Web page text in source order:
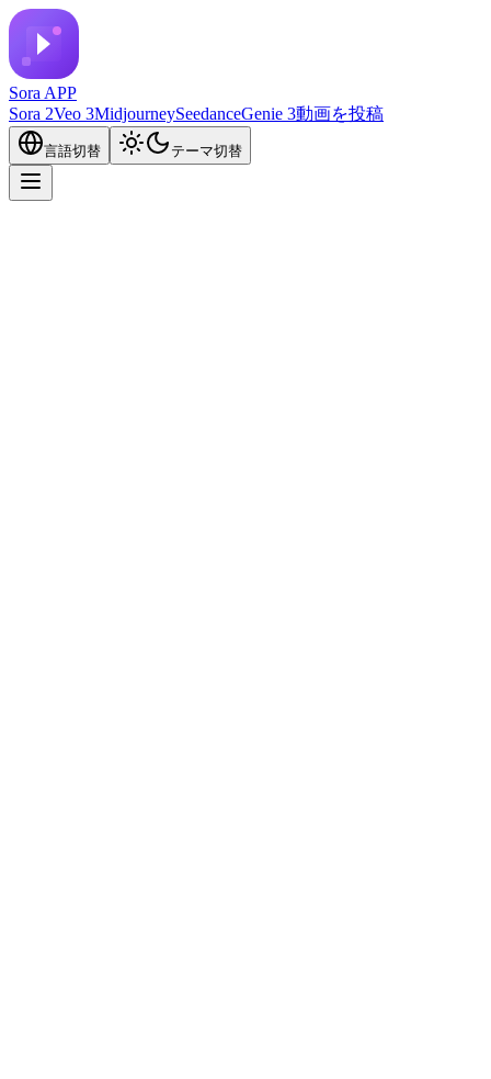
Sora APP
Sora 2Veo 3MidjourneySeedanceGenie 3動画を投稿
言語切替 テーマ切替